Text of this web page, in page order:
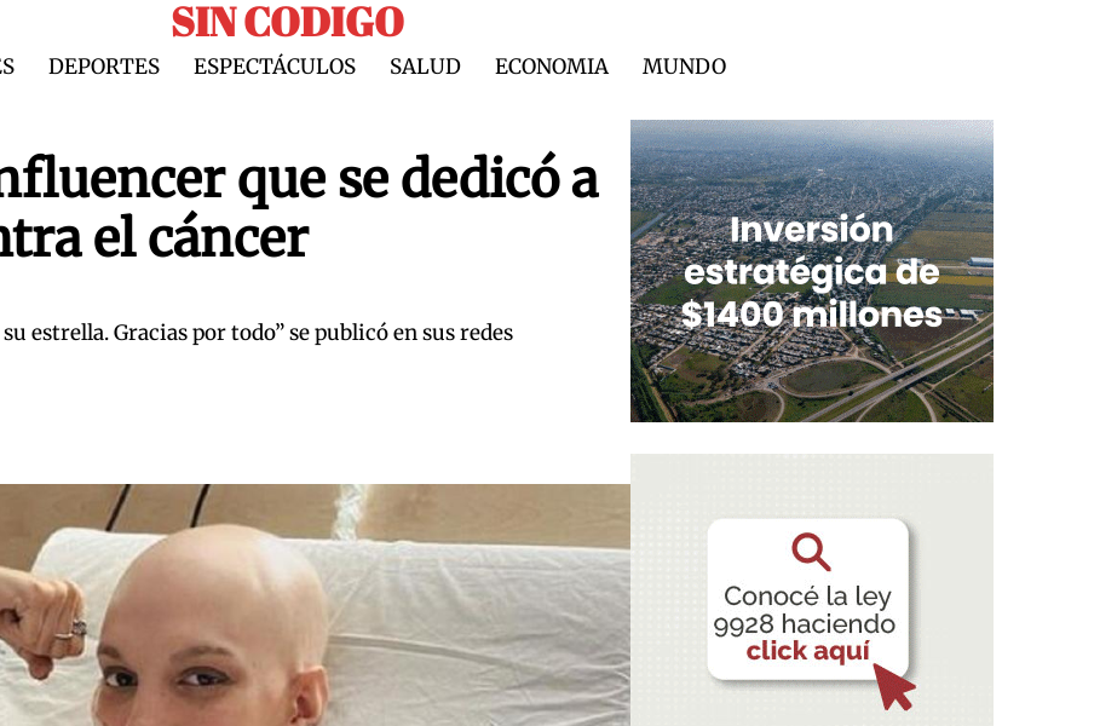
SIN CODIGO
DEPORTES ESPECTÁCULOS SALUD ECONOMIA MUNDO
que se dedicó a
el cáncer
estrella. Gracias por todo” se publicó en sus redes